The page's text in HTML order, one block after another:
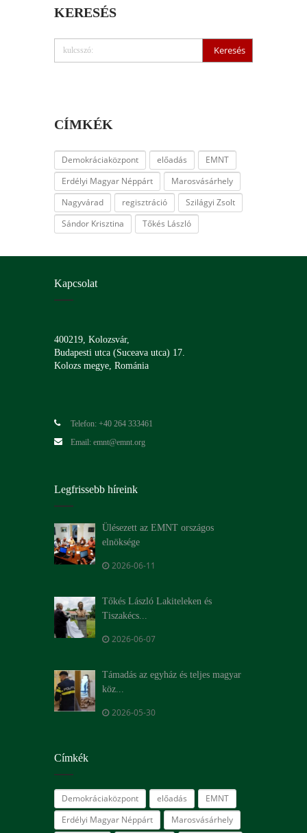
KERESÉS
CÍMKÉK
Demokráciaközpont előadás
EMNT
Erdélyi Magyar Néppárt
Marosvásárhely
Nagyvárad
regisztráció
Szilágyi Zsolt
Sándor Krisztina
Tőkés László
Kapcsolat
400219, Kolozsvár,
Budapesti utca (Suceava utca) 17.
Kolozs megye, Románia
Telefon: +40 264 333461
Email: emnt@emnt.org
Legfrissebb híreink
Ülésezett az EMNT országos
elnöksége
2026-06-11
Tőkés László Lakiteleken és
Tiszakécs...
2026-06-07
Támadás az egyház és teljes magyar
köz...
2026-05-30
Címkék
Demokráciaközpont előadás
EMNT
Erdélyi Magyar Néppárt
Marosvásárhely